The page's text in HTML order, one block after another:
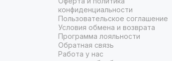
конфиденциальности
Пользовательское соглашение
Условия обмена и возврата
Программа лояльности
Обратная связь
Работа у нас